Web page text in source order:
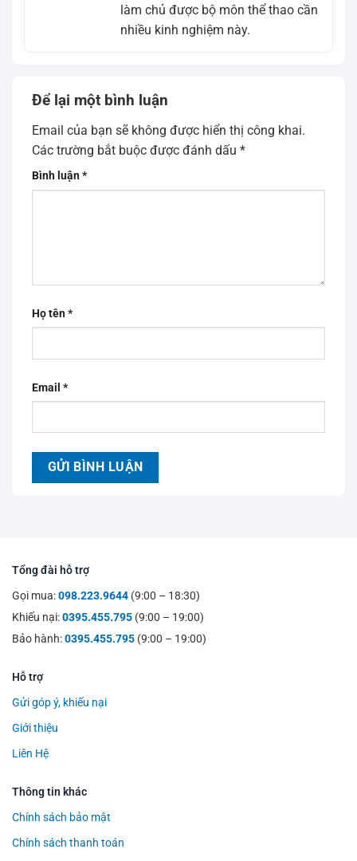
làm chủ được bộ môn thể thao cần
nhiều kinh nghiệm này.
Để lại một bình luận
Email của bạn sẽ không được hiển thị công khai.
Các trường bắt buộc được đánh dấu *
Bình luận*
Họ tên*
Email *
Tổng đài hỗ trợ
Gọi mua:098.223.9644 (9:00 – 18:30)
Khiếu nại:0395.455.795 (9:00 – 19:00)
Bảo hành:0395.455.795 (9:00 – 19:00)
Hỗ trợ
Gửi góp ý, khiếu nại
Giới thiệu
Liên Hệ
Thông tin khác
Chính sách bảo mật
Chính sách thanh toán